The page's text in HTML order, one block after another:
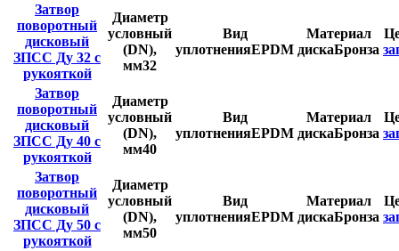
Затвор
поворотный
дисковый
ЗПСС Ду 32 с
рукояткой
Диаметр
условный
(DN),
мм32
Вид
уплотненияEPDM
Материал
дискаБронза
Затвор
поворотный
дисковый
ЗПСС Ду 40 с
рукояткой
Диаметр
условный
(DN),
мм40
Вид
уплотненияEPDM
Материал
дискаБронза
Затвор
поворотный
дисковый
ЗПСС Ду 50 с
рукояткой
Диаметр
условный
(DN),
мм50
Вид
уплотненияEPDM
Материал
дискаБронза